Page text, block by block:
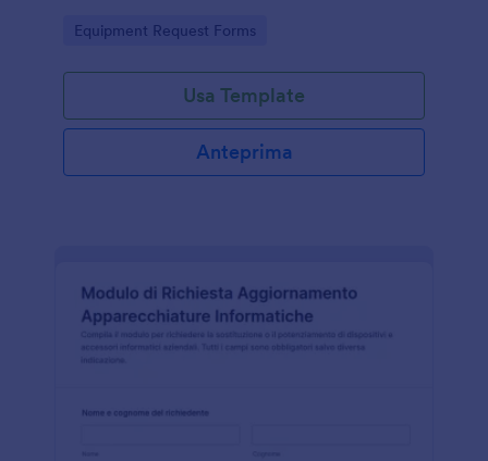
e magazzino.
Go to Category:
Equipment Request Forms
Usa Template
Anteprima